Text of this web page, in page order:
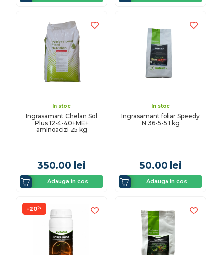
In stoc
Ingrasamant Chelan Sol
Plus 12-4-40+ME+
aminoacizi 25 kg
350.00 lei
Adauga in cos
In stoc
Ingrasamant foliar Speedy
N 36-5-5 1 kg
50.00 lei
Adauga in cos
-20%